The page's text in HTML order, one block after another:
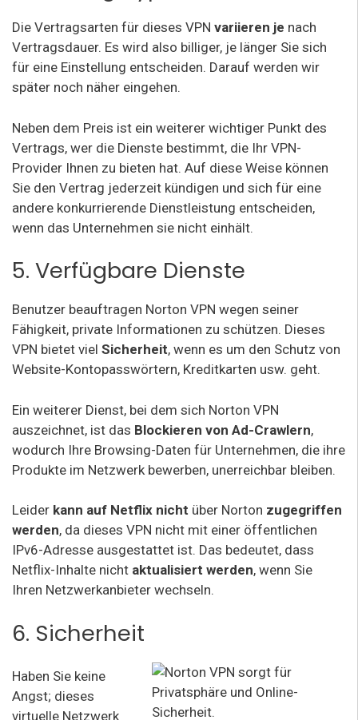
Die Vertragsarten für dieses VPN variieren je nach
Vertragsdauer. Es wird also billiger, je länger Sie sich
für eine Einstellung entscheiden. Darauf werden wir
später noch näher eingehen.
Neben dem Preis ist ein weiterer wichtiger Punkt des
Vertrags, wer die Dienste bestimmt, die Ihr VPN-
Provider Ihnen zu bieten hat. Auf diese Weise können
Sie den Vertrag jederzeit kündigen und sich für eine
andere konkurrierende Dienstleistung entscheiden,
wenn das Unternehmen sie nicht einhält.
5. Verfügbare Dienste
Benutzer beauftragen Norton VPN wegen seiner
Fähigkeit, private Informationen zu schützen. Dieses
VPN bietet viel Sicherheit, wenn es um den Schutz von
Website-Kontopasswörtern, Kreditkarten usw. geht.
Ein weiterer Dienst, bei dem sich Norton VPN
auszeichnet, ist das Blockieren von Ad-Crawlern,
wodurch Ihre Browsing-Daten für Unternehmen, die ihre
Produkte im Netzwerk bewerben, unerreichbar bleiben.
Leider kann auf Netflix nicht über Norton zugegriffen
werden, da dieses VPN nicht mit einer öffentlichen
IPv6-Adresse ausgestattet ist. Das bedeutet, dass
Netflix-Inhalte nicht aktualisiert werden, wenn Sie
Ihren Netzwerkanbieter wechseln.
6. Sicherheit
Haben Sie keine
Angst; dieses
virtuelle Netzwerk